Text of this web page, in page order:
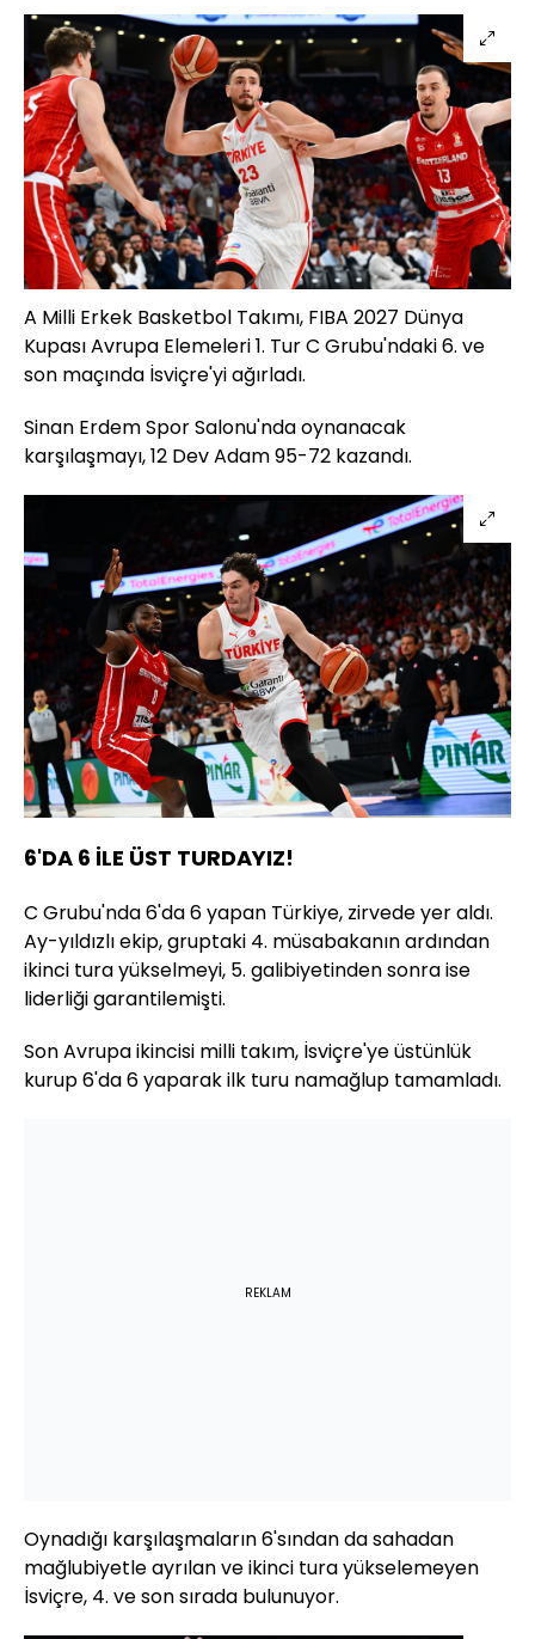
A Milli Erkek Basketbol Takımı, FIBA 2027 Dünya
Kupası Avrupa Elemeleri 1. Tur C Grubu'ndaki 6. ve
son maçında İsviçre'yi ağırladı.
Sinan Erdem Spor Salonu'nda oynanacak
karşılaşmayı, 12 Dev Adam 95-72 kazandı.
6'DA 6 İLE ÜST TURDAYIZ!
C Grubu'nda 6'da 6 yapan Türkiye, zirvede yer aldı.
Ay-yıldızlı ekip, gruptaki 4. müsabakanın ardından
ikinci tura yükselmeyi, 5. galibiyetinden sonra ise
liderliği garantilemişti.
Son Avrupa ikincisi milli takım, İsviçre'ye üstünlük
kurup 6'da 6 yaparak ilk turu namağlup tamamladı.
REKLAM
Oynadığı karşılaşmaların 6'sından da sahadan
mağlubiyetle ayrılan ve ikinci tura yükselemeyen
İsviçre, 4. ve son sırada bulunuyor.